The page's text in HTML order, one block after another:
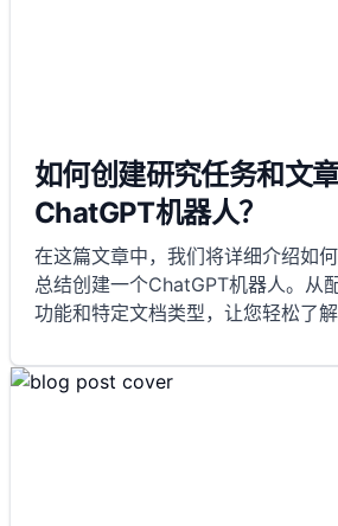
如何创建研究任务和文
ChatGPT机器人？
在这篇文章中，我们将详细介绍如
总结创建一个ChatGPT机器人。从
功能和特定文档类型，让您轻松了解